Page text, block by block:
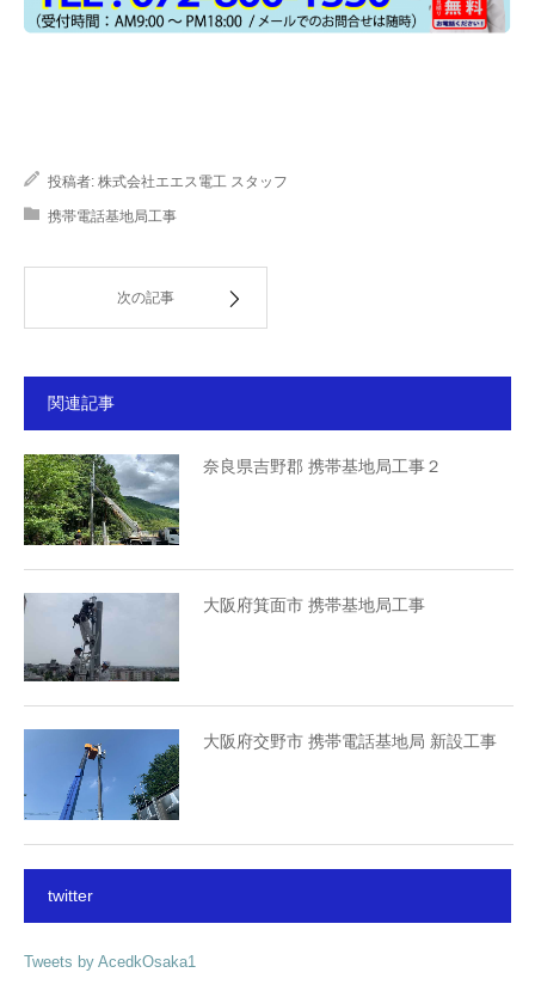
投稿者: 株式会社エエス電工 スタッフ
携帯電話基地局工事
次の記事
関連記事
奈良県吉野郡 携帯基地局工事２
大阪府箕面市 携帯基地局工事
大阪府交野市 携帯電話基地局 新設工事
twitter
Tweets by AcedkOsaka1